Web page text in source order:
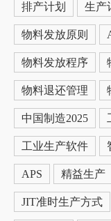
排产计划 生产
物料发放原则
物料发放程序
物料退还管理
中国制造2025
工业生产软件
APS 精益生产
JIT准时生产方式